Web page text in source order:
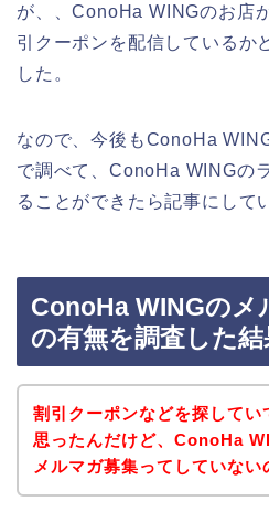
が、、ConoHa WINGのお店
引クーポンを配信しているか
した。
なので、今後もConoHa
で調べて、ConoHa WINGの
ることができたら記事にして
ConoHa WINGのメ
の有無を調査した結
割引クーポンなどを探してい
思ったんだけど、ConoHa
メルマガ募集ってしていない